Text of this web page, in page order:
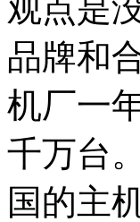
观点是
品牌和
机厂一
千万台
国的主